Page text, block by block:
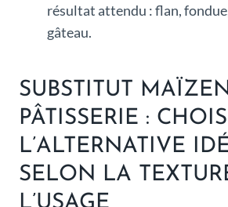
résultat attendu : flan,
gâteau.
SUBSTITUT
PÂTISSERIE :
L’ALTERNATIVE
SELON LA